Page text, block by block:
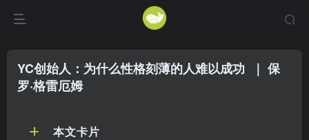
YC创始人：为什么性格刻薄的人难以成功 ｜ 保
罗·格雷厄姆
本文卡片